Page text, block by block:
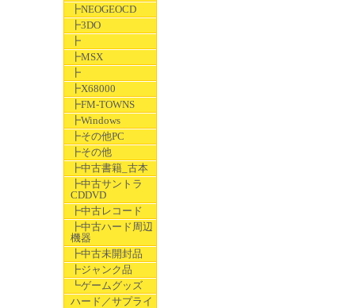
┣NEOGEOCD
┣3DO
┣
┣MSX
┣
┣X68000
┣FM-TOWNS
┣Windows
┣その他PC
┣その他
┣中古書籍_古本
┣中古サントラ
CDDVD
┣中古レコード
┣中古ハード周辺
機器
┣中古未開封品
┣ジャンク品
┗ゲームグッズ
ハード／サプライ